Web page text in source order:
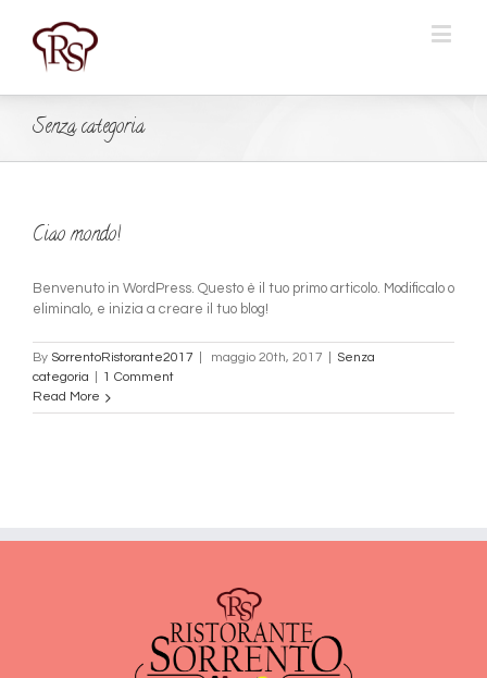
Senza categoria
Ciao mondo!
Benvenuto in WordPress. Questo è il tuo primo articolo. Modificalo o
eliminalo, e inizia a creare il tuo blog!
By SorrentoRistorante2017 maggio 20th, 2017
Senza
categoria
1 Comment
Read More